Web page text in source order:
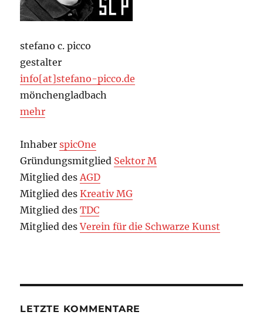
stefano c. picco
gestalter
info[at]stefano-picco.de
mönchengladbach
mehr
InhaberspicOne
Gründungsmitglied Sektor M
Mitglied des AGD
Mitglied desKreativ MG
Mitglied desTDC
Mitglied desVerein für die Schwarze Kunst
LETZTE KOMMENTARE